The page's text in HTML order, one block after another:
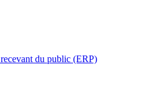
du public (ERP)